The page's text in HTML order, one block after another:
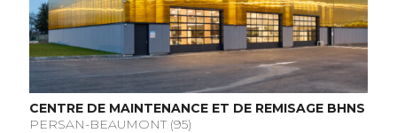
CENTRE DE MAINTENANCE ET DE REMISAGE BHNS
PERSAN-BEAUMONT (95)